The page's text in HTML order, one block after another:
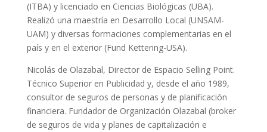
(ITBA) y licenciado en Ciencias Biológicas (UBA).
Realizó una maestría en Desarrollo Local (UNSAM-
UAM) y diversas formaciones complementarias en el
país y en el exterior (Fund Kettering-USA).
Nicolás de Olazabal, Director de Espacio Selling Point.
Técnico Superior en Publicidad y, desde el año 1989,
consultor de seguros de personas y de planificación
financiera. Fundador de Organización Olazabal (broker
de seguros de vida y planes de capitalización e